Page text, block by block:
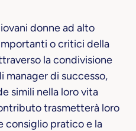
donne ad alto
o critici della
la condivisione
manager di successo,
simili nella loro vita
trasmetterà loro
consiglio pratico e la